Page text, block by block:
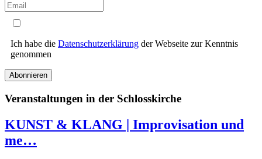
Ich habe die Datenschutzerklärung der Webseite zur Kenntnis
genommen
Abonnieren
Veranstaltungen in der Schlosskirche
KUNST & KLANG | Improvisation und
me…